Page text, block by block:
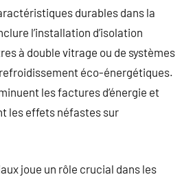
durables dans la
l’installation d’isolation
à double vitrage ou de systèmes
éco-énergétiques.
les factures d’énergie et
les effets néfastes sur
joue un rôle crucial dans les